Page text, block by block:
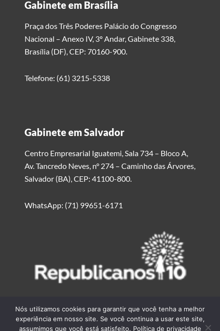
Gabinete em Brasília
Praça dos Três Poderes Palácio do Congresso
Nacional – Anexo IV, 3º Andar, Gabinete 338,
Brasília (DF), CEP: 70160-900.
Telefone: (61) 3215-5338
Gabinete em Salvador
Centro Empresarial Iguatemi, Sala 734 – Bloco A,
Av. Tancredo Neves, n° 274 – Caminho das Árvores,
Salvador (BA), CEP: 41100-800.
WhatsApp: (71) 99651-6171
Nós utilizamos cookies para garantir que você tenha a melhor
experiência em nosso site. Se você continua a usar este site,
assumimos que você está satisfeito. Política de privacidade